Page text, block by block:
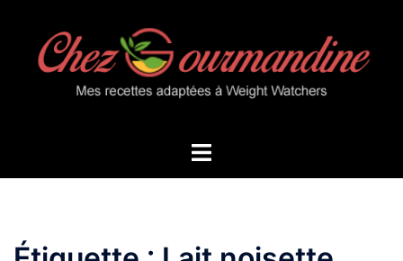
contenu
Ouvrir/fermer